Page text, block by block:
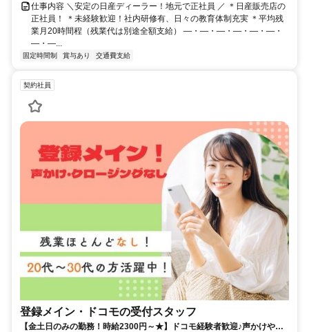
仕事内容 ＼安定の日産ディーラー！地元で正社員 ／ ＊日産販売店の
正社員！ ＊未経験歓迎！社内研修有、日々の教育体制充実 ＊平均残
業月20時間程（残業代は別途全額支給） ―・―・―・―・―・―・
―・―...
固定時間制 賞与あり 交通費支給
契約社員
登録メイン・ドコモの受付スタッフ
【金土日のみの勤務！時給2300円～★】ドコモ経験者歓迎♪声かけやク